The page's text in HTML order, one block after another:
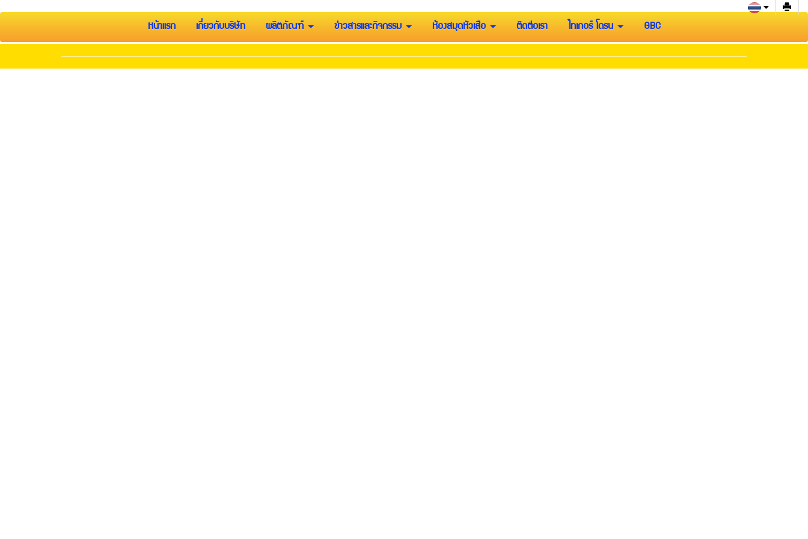
หน้าแรก เกี่ยวกับบริษัท ผลิตภัณฑ์ ข่าวสารและกิจกรรม ห้องสมุดหัวเสือ ติดต่อเรา ไทเกอร์ โดรน GBC